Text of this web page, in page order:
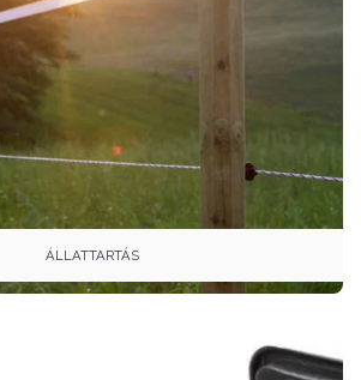
ÁLLATTARTÁS